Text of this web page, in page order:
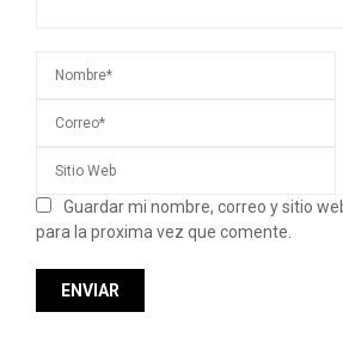
Guardar mi nombre, correo y sitio
para la proxima vez que comente.